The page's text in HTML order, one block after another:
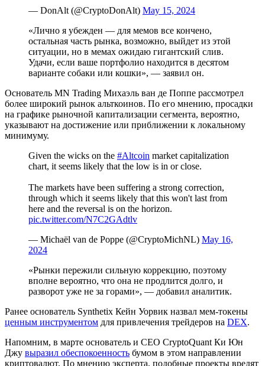
— DonAlt (@CryptoDonAlt) May 15, 2024
«Лично я убежден — для мемов все кончено,
остальная часть рынка, возможно, выйдет из этой
ситуации, но в мемах ожидаю гигантский слив.
Удачи, если ваше портфолио находится в десятом
варианте собаки или кошки», — заявил он.
Основатель MN Trading Михаэль ван де Поппе рассмотрел
более широкий рынок альткоинов. По его мнению, просадки
на графике рыночной капитализации сегмента, вероятно,
указывают на достижение или приближении к локальному
минимуму.
Given the wicks on the #Altcoin market capitalization
chart, it seems likely that the low is in or close.
The markets have been suffering a strong correction,
through which it seems likely that this won't last from
here and the reversal is on the horizon.
pic.twitter.com/N7C2GAdtlv
— Michaël van de Poppe (@CryptoMichNL) May 16,
2024
«Рынки пережили сильную коррекцию, поэтому
вполне вероятно, что она не продлится долго, и
разворот уже не за горами», — добавил аналитик.
Ранее основатель Synthetix Кейн Уорвик назвал мем-токены
ценным инструментом для привлечения трейдеров на DEX.
Напомним, в марте основатель и CEO CryptoQuant Ки Юн
Джу выразил обеспокоенность бумом в этом направлении
криптовалют. По мнению эксперта, подобные проекты вредят